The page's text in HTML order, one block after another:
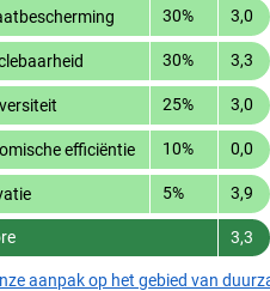
30% 3,0
30% 3,3
25% 3,0
efficiëntie 10% 0,0
5% 3,9
3,3
aanpak op het gebied van